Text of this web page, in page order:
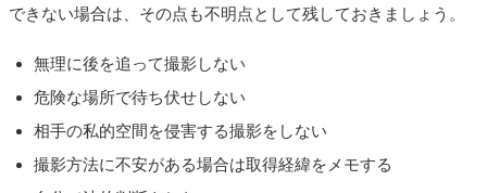
できない場合は、その点も不明点として残しておきましょう。
無理に後を追って撮影しない
危険な場所で待ち伏せしない
相手の私的空間を侵害する撮影をしない
撮影方法に不安がある場合は取得経緯をメモする